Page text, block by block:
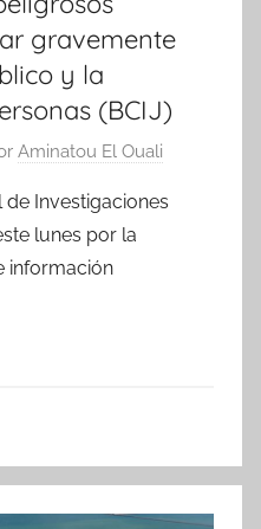
gravemente
y la
(BCIJ)
Aminatou El Ouali
de Investigaciones
lunes por la
información